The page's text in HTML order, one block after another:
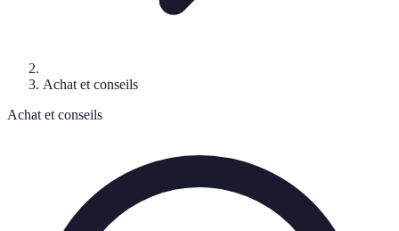
Achat et conseils
Achat et conseils